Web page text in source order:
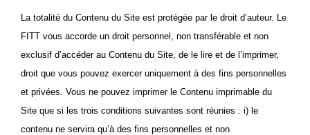
La totalité du Contenu du Site est protégée par le droit d’auteur. Le
FITT vous accorde un droit personnel, non transférable et non
exclusif d’accéder au Contenu du Site, de le lire et de l’imprimer,
droit que vous pouvez exercer uniquement à des fins personnelles
et privées. Vous ne pouvez imprimer le Contenu imprimable du
Site que si les trois conditions suivantes sont réunies : i) le
contenu ne servira qu’à des fins personnelles et non